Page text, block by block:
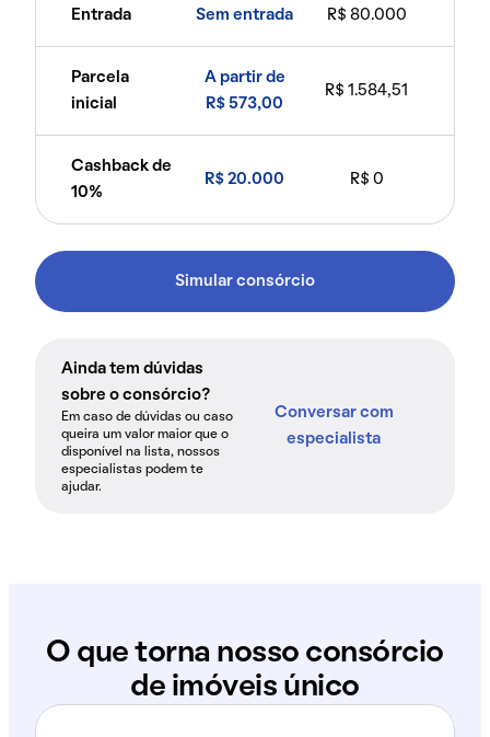
Entrada Sem entrada R$ 80.000
Parcela
inicial
A partir de
R$ 573,00
R$ 1.584,51
Cashback de
10%
R$ 20.000 R$ 0
Simular consórcio
Ainda tem dúvidas
sobre o consórcio?
Em caso de dúvidas ou caso
queira um valor maior que o
disponível na lista, nossos
especialistas podem te
ajudar.
Conversar com
especialista
O que torna nosso consórcio
de imóveis único